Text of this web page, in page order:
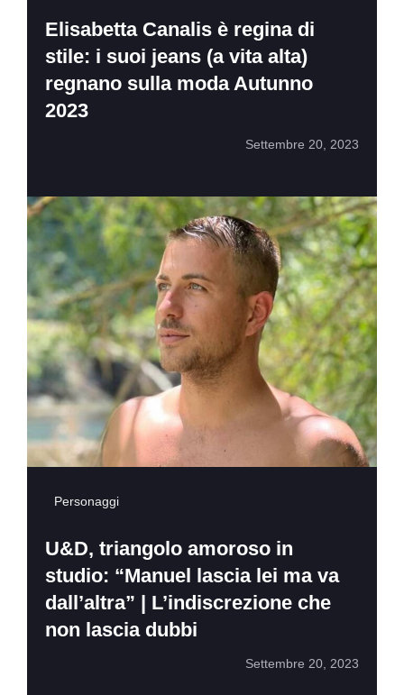
Elisabetta Canalis è regina di
stile: i suoi jeans (a vita alta)
regnano sulla moda Autunno
2023
Settembre 20, 2023
Personaggi
U&D, triangolo amoroso in
studio: “Manuel lascia lei ma va
dall’altra” | L’indiscrezione che
non lascia dubbi
Settembre 20, 2023